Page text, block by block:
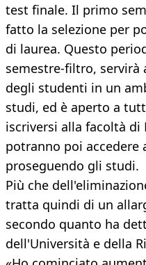
test finale. Il primo
fatto la selezione per
di laurea. Questo
semestre-filtro, servirà
degli studenti in un
studi, ed è aperto a
iscriversi alla facoltà di
potranno poi accedere
proseguendo gli studi.
Più che
tratta quindi di un
secondo quanto ha
dell'Università e della